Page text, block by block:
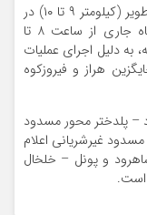
بر اساس این گزارش، محور چالوس، محدوده طویر (کیلومتر ۹ تا ۱۰) در
استان مازندران، از ۲۴ مرداد تا ۲۰ شهریور ماه جاری از ساعت ۸ تا
به دلیل اجرای عملیات
هراز و فیروزکوه
– پلدختر محور مسدود
غیرشریانی اعلام
و پونل – خلخال
است.